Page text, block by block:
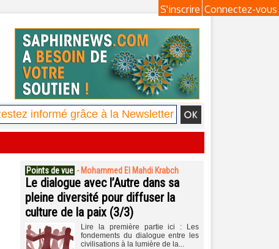
Connectez-vous
S'inscrire
Points de vue - Mohammed El Mahdi Krabch
Le dialogue avec l’Autre dans sa
pleine diversité pour diffuser la
culture de la paix (3/3)
Lire la première partie ici : Les
fondements du dialogue entre les
civilisations à la lumière de la...